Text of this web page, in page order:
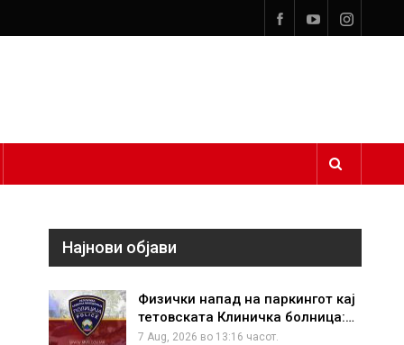
Најнови објави
Физички напад на паркингот кај
тетовската Клиничка болница:…
7 Aug, 2026 во 13:16 часот.